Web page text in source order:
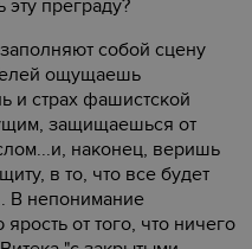
преграду?
собой сцену
ощущаешь
и страх фашистской
защищаешься от
наконец, веришь
в то, что все будет
В непонимание
от того, что ничего